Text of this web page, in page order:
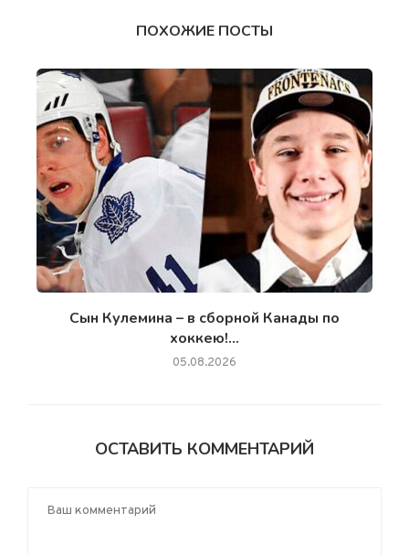
ПОХОЖИЕ ПОСТЫ
Сын Кулемина – в сборной Канады по
хоккею!...
05.08.2026
ОСТАВИТЬ КОММЕНТАРИЙ